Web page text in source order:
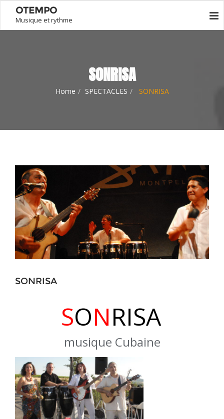
OTEMPO
Musique et rythme
SONRISA
Home SPECTACLES SONRISA
SONRISA
SONRISA
musique Cubaine